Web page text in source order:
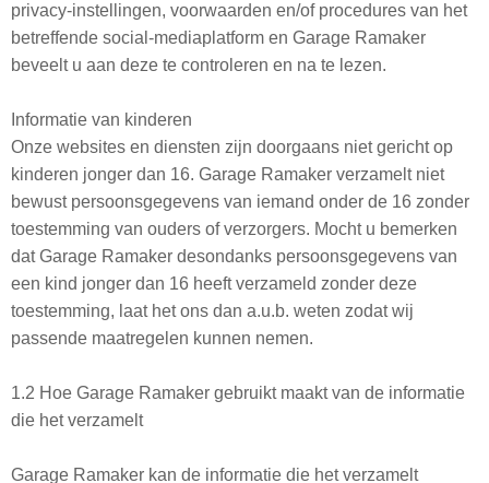
privacy-instellingen, voorwaarden en/of procedures van het
betreffende social-mediaplatform en Garage Ramaker
beveelt u aan deze te controleren en na te lezen.
Informatie van kinderen
Onze websites en diensten zijn doorgaans niet gericht op
kinderen jonger dan 16. Garage Ramaker verzamelt niet
bewust persoonsgegevens van iemand onder de 16 zonder
toestemming van ouders of verzorgers. Mocht u bemerken
dat Garage Ramaker desondanks persoonsgegevens van
een kind jonger dan 16 heeft verzameld zonder deze
toestemming, laat het ons dan a.u.b. weten zodat wij
passende maatregelen kunnen nemen.
1.2 Hoe Garage Ramaker gebruikt maakt van de informatie
die het verzamelt
Garage Ramaker kan de informatie die het verzamelt